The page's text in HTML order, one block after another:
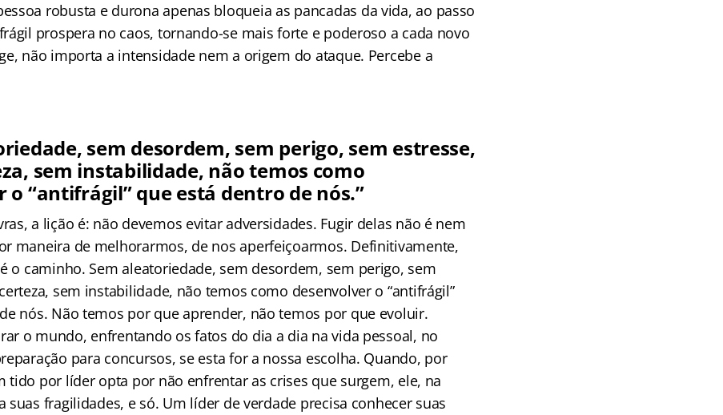
robusta e durona apenas bloqueia as pancadas da vida, ao passo
prospera no caos, tornando-se mais forte e poderoso a cada novo
não importa a intensidade nem a origem do ataque. Percebe a
sem desordem, sem perigo, sem estresse,
sem instabilidade, não temos como
o “antifrágil” que está dentro de nós.”
a lição é: não devemos evitar adversidades. Fugir delas não é nem
maneira de melhorarmos, de nos aperfeiçoarmos. Definitivamente,
o caminho. Sem aleatoriedade, sem desordem, sem perigo, sem
sem instabilidade, não temos como desenvolver o “antifrágil”
nós. Não temos por que aprender, não temos por que evoluir.
o mundo, enfrentando os fatos do dia a dia na vida pessoal, no
para concursos, se esta for a nossa escolha. Quando, por
tido por líder opta por não enfrentar as crises que surgem, ele, na
suas fragilidades, e só. Um líder de verdade precisa conhecer suas